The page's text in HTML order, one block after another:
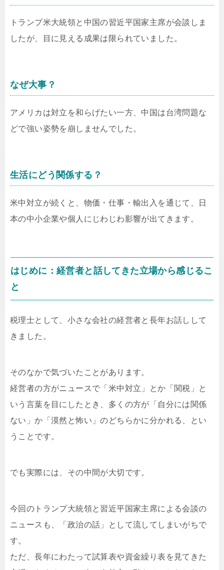
トランプ米大統領と中国の習近平国家主席が会談しま
したが、目に見える成果は限られていました。
なぜ大事？
アメリカは対立を和らげたい一方、中国は台湾問題な
どで強い姿勢を崩しませんでした。
生活にどう関係する？
米中対立が続くと、物価・仕事・輸出入を通じて、日
本の中小企業や個人にじわじわ影響が出てきます。
はじめに：経営者と話してきた立場から感じるこ
と
税理士として、小さな会社の経営者と長年お話しして
きました。
そのなかで気づいたことがあります。
経営者の方がニュースで「米中対立」とか「関税」と
いう言葉を目にしたとき、多くの方が「自分には関係
ない」か「漠然と怖い」のどちらかに分かれる、とい
うことです。
でも実際には、その中間が大切です。
今回のトランプ大統領と習近平国家主席による会談の
ニュースも、「政治の話」として流してしまいがちで
す。
ただ、長年にわたって試算表や資金繰り表を見てきた